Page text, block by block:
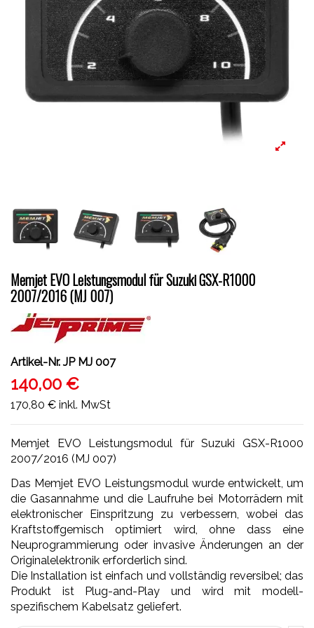
Memjet EVO Leistungsmodul für Suzuki GSX-R1000
2007/2016 (MJ 007)
Artikel-Nr. JP MJ 007
140,00 €
170,80 € inkl. MwSt
Memjet EVO Leistungsmodul für Suzuki GSX-R1000
2007/2016 (MJ 007)
Das Memjet EVO Leistungsmodul wurde entwickelt, um
die Gasannahme und die Laufruhe bei Motorrädern mit
elektronischer Einspritzung zu verbessern, wobei das
Kraftstoffgemisch optimiert wird, ohne dass eine
Neuprogrammierung oder invasive Änderungen an der
Originalelektronik erforderlich sind.
Die Installation ist einfach und vollständig reversibel; das
Produkt ist Plug-and-Play und wird mit modell-
spezifischem Kabelsatz geliefert.